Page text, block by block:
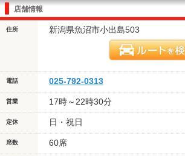
店舗情報
住所 新潟県魚沼市小出島503
電話 025-792-0313
営業 17時～22時30分
定休 日・祝日
席数 60席